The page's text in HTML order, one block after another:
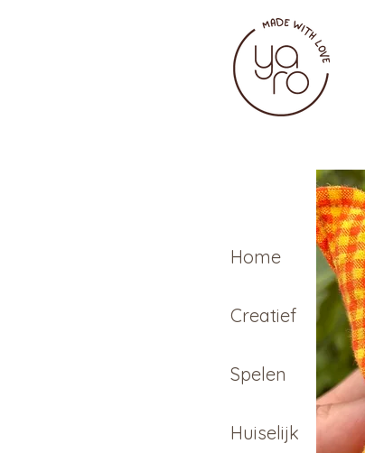
Home
Creatief
Spelen
Huiselijk